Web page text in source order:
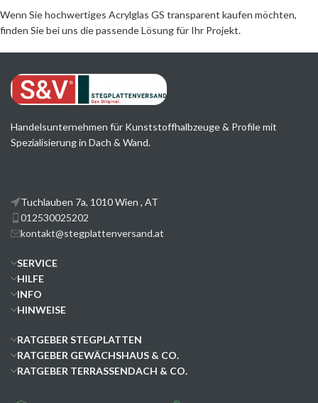
Wenn Sie hochwertiges Acrylglas GS transparent kaufen möchten,
finden Sie bei uns die passende Lösung für Ihr Projekt.
Handelsunternehmen für Kunststoffhalbzeuge & Profile mit
Spezialisierung in Dach & Wand.
Tuchlauben 7a, 1010 Wien , AT
012530025202
kontakt@stegplattenversand.at
SERVICE
HILFE
INFO
HINWEISE
RATGEBER STEGPLATTEN
RATGEBER GEWÄCHSHAUS & CO.
RATGEBER TERRASSENDACH & CO.